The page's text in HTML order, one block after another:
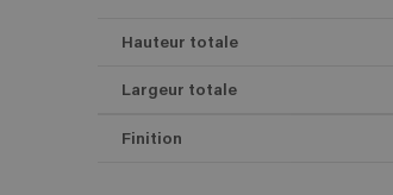
Hauteur totale
Largeur totale
Finition